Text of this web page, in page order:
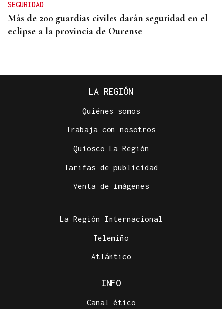
SEGURIDAD
Más de 200 guardias civiles darán seguridad en el
eclipse a la provincia de Ourense
Ourense no tempo: álbum de verano | El coche de
LA REGIÓN
Quiénes somos
Trabaja con nosotros
Quiosco La Región
Tarifas de publicidad
Venta de imágenes
La Región Internacional
Telemiño
Atlántico
INFO
Canal ético